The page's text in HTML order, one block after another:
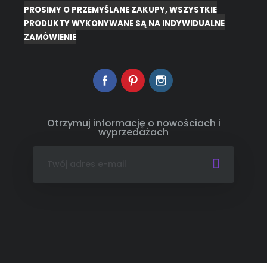
PROSIMY O PRZEMYŚLANE ZAKUPY, WSZYSTKIE
PRODUKTY WYKONYWANE SĄ NA INDYWIDUALNE
ZAMÓWIENIE
FacebookPinterest
Otrzymuj informację o nowościach i
wyprzedażach